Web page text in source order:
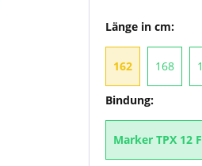
Länge in cm:
162 168
Bindung:
Marker TPX 12